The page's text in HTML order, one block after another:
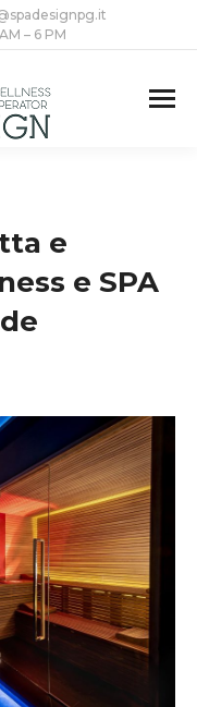
– 6 PM
e
e SPA